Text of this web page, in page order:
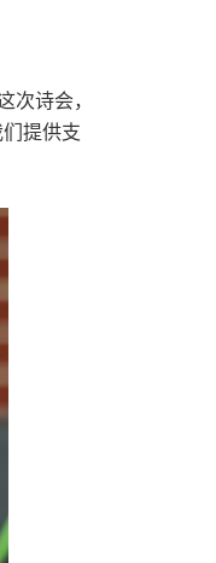
诗会，
提供支